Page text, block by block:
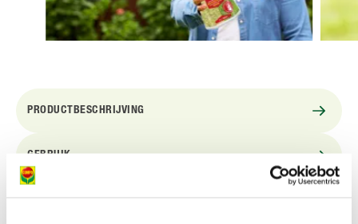
PRODUCTBESCHRIJVING
GEBRUIK